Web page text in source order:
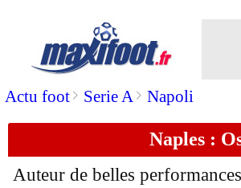
Actu foot> Serie A> Napoli
Naples :
Auteur de belles
Barça : Xavi
08/06 West Ham: Rice va
: Zidane a encore
08/06 PSG (f): Hamraoui